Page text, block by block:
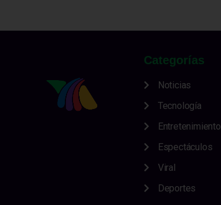
Categorías
Noticias
Tecnología
Entretenimiento
Espectáculos
Viral
Deportes